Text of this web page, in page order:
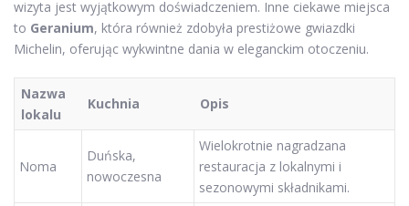
wizyta jest wyjątkowym doświadczeniem. Inne ciekawe miejsca
to Geranium, która również zdobyła prestiżowe gwiazdki
Michelin, oferując wykwintne dania w eleganckim otoczeniu.
Nazwa
lokalu
Kuchnia Opis
Noma
Duńska,
nowoczesna
Wielokrotnie nagradzana
restauracja z lokalnymi i
sezonowymi składnikami.